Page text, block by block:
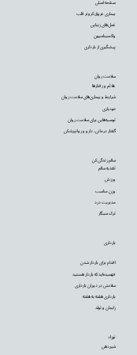
نوزاد
شیردهی
بارداری
اقدام برای باردار شدن
فهمیده‌اید که باردار هستید
سلامتی در دوران بارداری
بارداری هفته به هفته
زایمان و تولد
سالم زندگی کن
تغذیه سالم
ورزش
وزن مناسب
مدیریت درد
ترک سیگار
سلامت روان
علائم و رفتارها
شرایط و بیماری‌های سلامت روان
خودیاری
توصیه‌‌هایی برای سلامت روان
گفتار درمانی، دارو و روانپزشکی
صفحه اصلی
بیماری عروق کرونر قلب
عمل‌های زیبایی
واکسیناسیون
پیشگیری از بارداری